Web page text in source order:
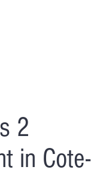
2
in Cote-